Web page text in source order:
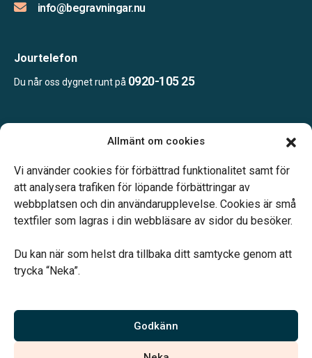
Allmänt om cookies
Vi använder cookies för förbättrad funktionalitet samt för
att analysera trafiken för löpande förbättringar av
webbplatsen och din användarupplevelse. Cookies är små
textfiler som lagras i din webbläsare av sidor du besöker.
Du kan när som helst dra tillbaka ditt samtycke genom att
trycka “Neka”.
Godkänn
info@begravningar.nu
Jourtelefon
Du når oss dygnet runt på 0920-105 25
Fredag endast bokade besök
Lunchstängt 12.00-13.00
Vi är auktoriserade av Sveriges Begravningsbyråers Förbund och